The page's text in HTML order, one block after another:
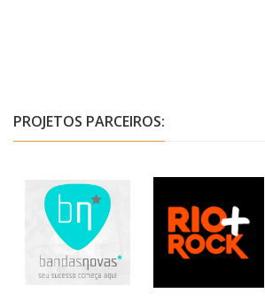
PROJETOS PARCEIROS: